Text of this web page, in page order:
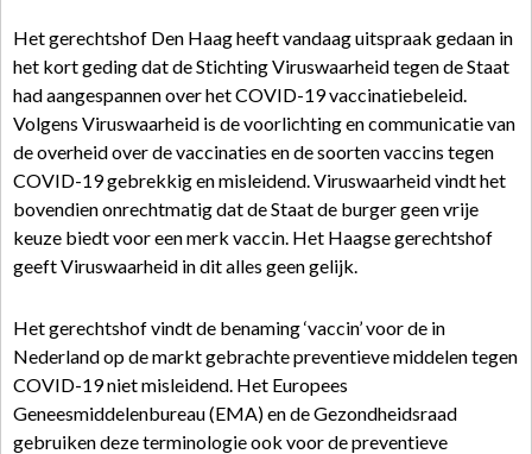
Het gerechtshof Den Haag heeft vandaag uitspraak gedaan in
het kort geding dat de Stichting Viruswaarheid tegen de Staat
had aangespannen over het COVID-19 vaccinatiebeleid.
Volgens Viruswaarheid is de voorlichting en communicatie van
de overheid over de vaccinaties en de soorten vaccins tegen
COVID-19 gebrekkig en misleidend. Viruswaarheid vindt het
bovendien onrechtmatig dat de Staat de burger geen vrije
keuze biedt voor een merk vaccin. Het Haagse gerechtshof
geeft Viruswaarheid in dit alles geen gelijk.
Het gerechtshof vindt de benaming ‘vaccin’ voor de in
Nederland op de markt gebrachte preventieve middelen tegen
COVID-19 niet misleidend. Het Europees
Geneesmiddelenbureau (EMA) en de Gezondheidsraad
gebruiken deze terminologie ook voor de preventieve